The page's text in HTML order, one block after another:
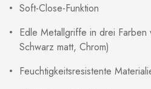
Soft-Close-Funktion
Edle Metallgriffe in drei Farben
Schwarz matt, Chrom)
Feuchtigkeitsresistente